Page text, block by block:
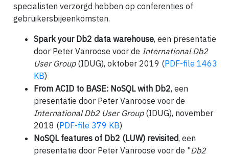
specialisten verzorgd hebben op conferenties of
gebruikersbijeenkomsten.
Spark your Db2 data warehouse, een presentatie
door Peter Vanroose voor de International Db2
User Group(IDUG), oktober 2019 (PDF-file 1463
KB)
From ACID to BASE: NoSQL with Db2, een
presentatie door Peter Vanroose voor de
International Db2 User Group(IDUG), november
2018 (PDF-file 379 KB)
NoSQL features of Db2 (LUW) revisited, een
presentatie door Peter Vanroose voor de "Db2